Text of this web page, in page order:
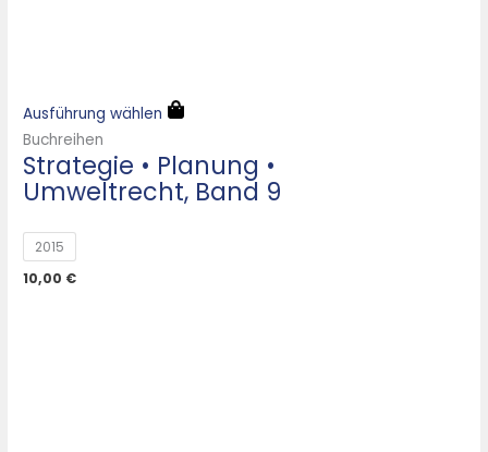
Ausführung wählen
Buchreihen
Strategie • Planung •
Umweltrecht, Band 9
2015
10,00 €